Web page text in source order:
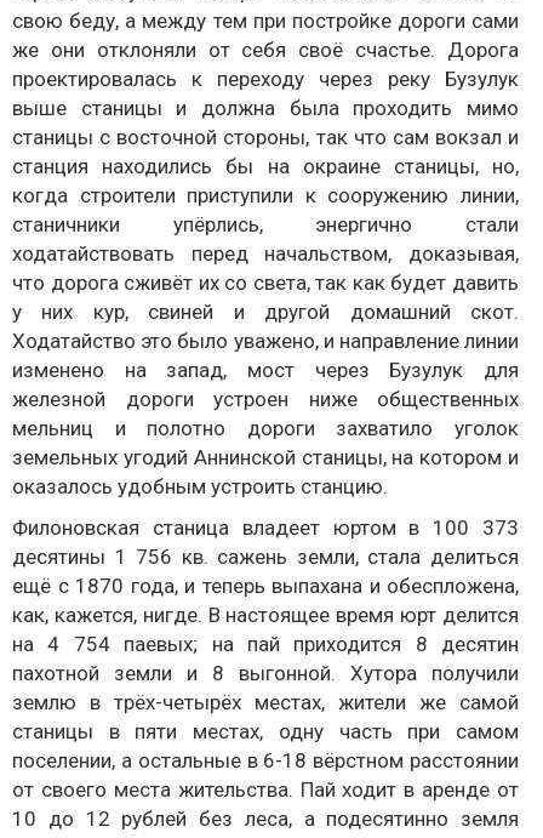
свою беду, а между тем при постройке дороги сами
же они отклоняли от себя своё счастье. Дорога
проектировалась к переходу через реку Бузулук
выше станицы и должна была проходить мимо
станицы с восточной стороны, так что сам вокзал и
станция находились бы на окраине станицы, но,
когда строители приступили к сооружению линии,
станичники упёрлись, энергично стали
ходатайствовать перед начальством, доказывая,
что дорога сживёт их со света, так как будет давить
у них кур, свиней и другой домашний скот.
Ходатайство это было уважено, и направление линии
изменено на запад, мост через Бузулук для
железной дороги устроен ниже общественных
мельниц и полотно дороги захватило уголок
земельных угодий Аннинской станицы, на котором и
оказалось удобным устроить станцию.
Филоновская станица владеет юртом в 100 373
десятины 1 756 кв. сажень земли, стала делиться
ещё с 1870 года, и теперь выпахана и обеспложена,
как, кажется, нигде. В настоящее время юрт делится
на 4 754 паевых; на пай приходится 8 десятин
пахотной земли и 8 выгонной. Хутора получили
землю в трёх-четырёх местах, жители же самой
станицы в пяти местах, одну часть при самом
поселении, а остальные в 6-18 вёрстном расстоянии
от своего места жительства. Пай ходит в аренде от
10 до 12 рублей без леса, а подесятинно земля